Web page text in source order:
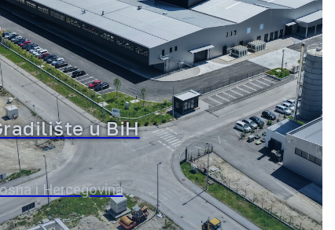
u BiH
i Hercegovina